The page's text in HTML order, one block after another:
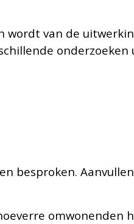
van de
besproken.
omwonenden